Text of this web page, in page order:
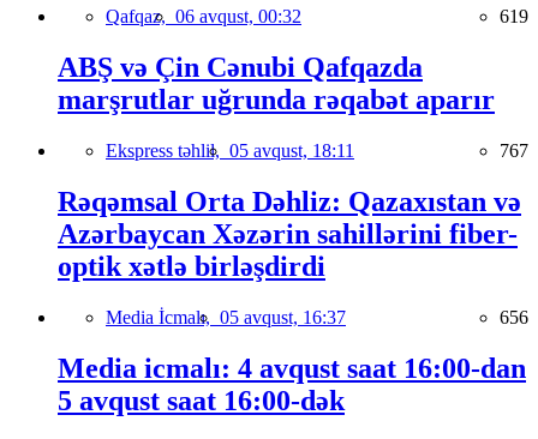
Qafqaz, 06 avqust, 00:32 619
ABŞ və Çin Cənubi Qafqazda
marşrutlar uğrunda rəqabət aparır
Ekspress təhlil, 05 avqust, 18:11 767
Rəqəmsal Orta Dəhliz: Qazaxıstan və
Azərbaycan Xəzərin sahillərini fiber-
optik xətlə birləşdirdi
Media İcmalı, 05 avqust, 16:37 656
Media icmalı: 4 avqust saat 16:00-dan
5 avqust saat 16:00-dək